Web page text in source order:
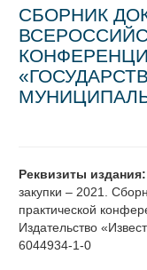
СБОРНИК
Реквизиты издания:
закупки – 2021.
практической
Издательство
6044934-1-0